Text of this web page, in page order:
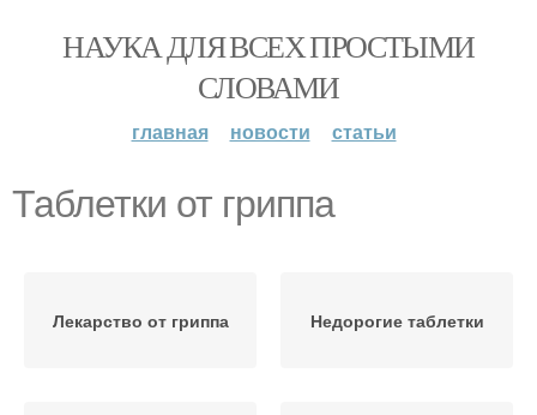
НАУКА ДЛЯ ВСЕХ ПРОСТЫМИ
СЛОВАМИ
главная новости статьи
Таблетки от гриппа
Лекарство от гриппа Недорогие таблетки